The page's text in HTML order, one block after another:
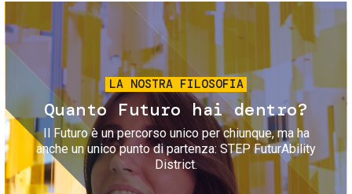
Immagine
LA NOSTRA FILOSOFIA
Quanto Futuro hai dentro?
Il Futuro è un percorso unico per chiunque, ma ha
anche un unico punto di partenza: STEP FuturAbility
District.